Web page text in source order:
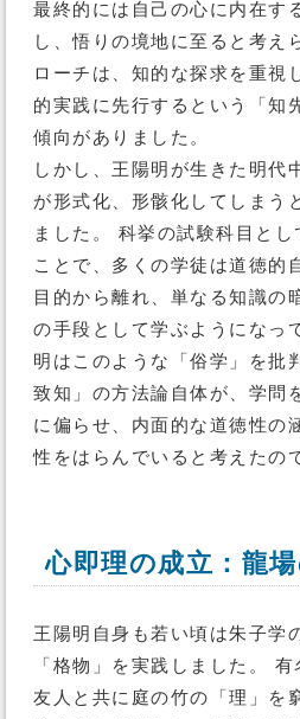
最終的には自己の心に内在す
し、悟りの境地に至ると考え
ローチは、知的な探求を重視
的実践に先行するという「知
傾向がありました。
しかし、王陽明が生きた明代
が形式化、形骸化してしまう
ました。 科挙の試験科目と
ことで、多くの学徒は道徳的
目的から離れ、単なる知識の
の手段として学ぶようになっ
明はこのような「俗学」を批
致知」の方法論自体が、学問
に偏らせ、内面的な道徳性の
性をはらんでいると考えたの
心即理の成立：龍場
王陽明自身も若い頃は朱子学
「格物」を実践しました。
友人と共に庭の竹の「理」を